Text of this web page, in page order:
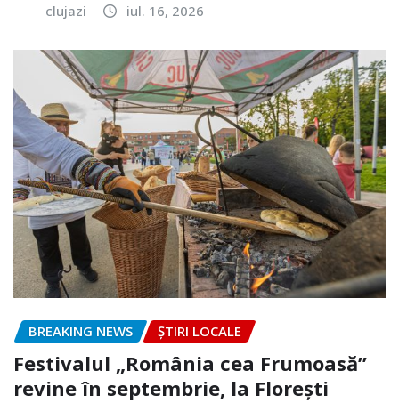
clujazi iul. 16, 2026
BREAKING NEWS ȘTIRI LOCALE
Festivalul „România cea Frumoasă”
revine în septembrie, la Florești